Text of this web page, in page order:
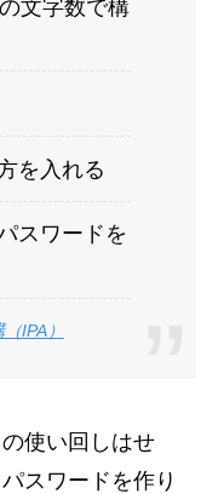
文字数で構
を入れる
スワードを
IPA）
使い回しはせ
スワードを作り